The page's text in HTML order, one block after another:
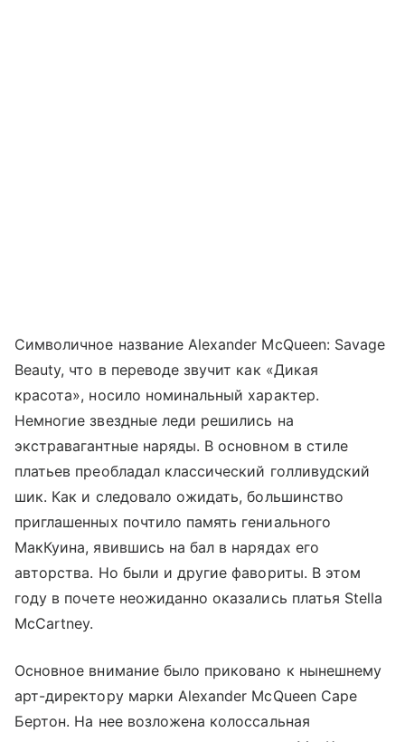
Символичное название Alexander McQueen: Savage
Beauty, что в переводе звучит как «Дикая
красота», носило номинальный характер.
Немногие звездные леди решились на
экстравагантные наряды. В основном в стиле
платьев преобладал классический голливудский
шик. Как и следовало ожидать, большинство
приглашенных почтило память гениального
МакКуина, явившись на бал в нарядах его
авторства. Но были и другие фавориты. В этом
году в почете неожиданно оказались платья Stella
McCartney.
Основное внимание было приковано к нынешнему
арт-директору марки Alexander McQueen Саре
Бертон. На нее возложена колоссальная